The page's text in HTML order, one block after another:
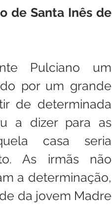
de Santa Inês de
Pulciano um
por um grande
de determinada
a dizer para as
casa seria
As irmãs não
a determinação,
da jovem Madre